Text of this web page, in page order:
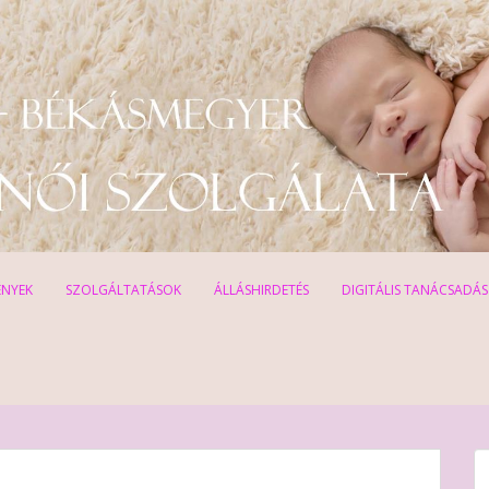
SZOLGÁLTATÁSOK ÁLLÁSHIRDETÉS DIGITÁLIS TANÁCSADÁS